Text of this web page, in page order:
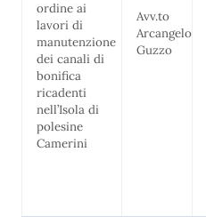
ordine ai
lavori di
manutenzione
dei canali di
bonifica
ricadenti
nell’Isola di
polesine
Camerini
Avv.to
Arcangelo
Guzzo